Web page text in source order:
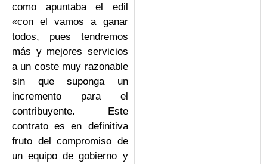
como apuntaba el edil
«con el vamos a ganar
todos, pues tendremos
más y mejores servicios
a un coste muy razonable
sin que suponga un
incremento para el
contribuyente. Este
contrato es en definitiva
fruto del compromiso de
un equipo de gobierno y